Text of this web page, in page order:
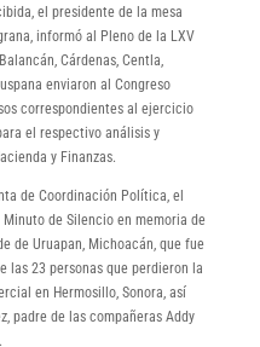
el presidente de la mesa
informó al Pleno de la LXV
Cárdenas, Centla,
enviaron al Congreso
correspondientes al ejercicio
el respectivo análisis y
y Finanzas.
de Coordinación Política, el
de Silencio en memoria de
de Uruapan, Michoacán, que fue
las 23 personas que perdieron la
en Hermosillo, Sonora, así
padre de las compañeras Addy